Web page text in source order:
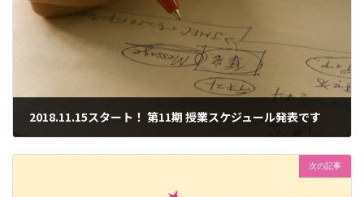
2018.11.15スタート！ 第11期 授業スケジュール発表です
次の記事